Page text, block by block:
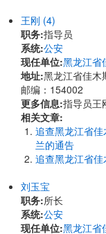
王刚 (4)
职务:指导员
系统:公安
现任单位:黑龙江省
地址:黑龙江省佳木
邮编：154002
更多信息:指导员王
相关文章:
追查黑龙江省
兰的通告
追查黑龙江省
刘玉宝
职务:所长
系统:公安
现任单位:黑龙江省